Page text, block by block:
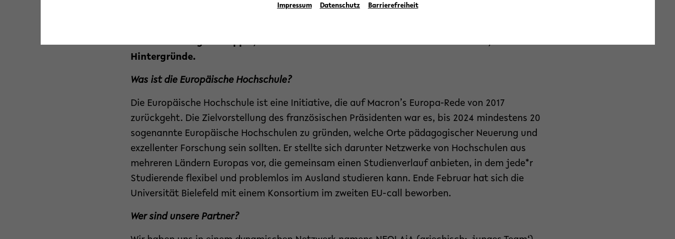
Die Universität Bielefeld bewirbt sich, zusammen mit fünf weiteren Hochschulen, um den
Professorin Angelika Epple, die Prorektorin für Internationales und Diversität, die
Hintergründe.
Was ist die Europäische Hochschule?
Die Europäische Hochschule ist eine Initiative, die auf Macron’s Europa-Rede von 2017
zurückgeht. Die Zielvorstellung des französischen Präsidenten war es, bis 2024 mindestens 20
sogenannte Europäische Hochschulen zu gründen, welche Orte pädagogischer Neuerung und
exzellenter Forschung sein sollten. Er stellte sich darunter Netzwerke von Hochschulen aus
mehreren Ländern Europas vor, die gemeinsam einen Studienverlauf anbieten, in dem jede*r
Studierende flexibel und problemlos im Ausland studieren kann. Ende Februar hat sich die
Universität Bielefeld mit einem Konsortium im zweiten EU-call beworben.
Wer sind unsere Partner?
Impressum Datenschutz Barrierefreiheit